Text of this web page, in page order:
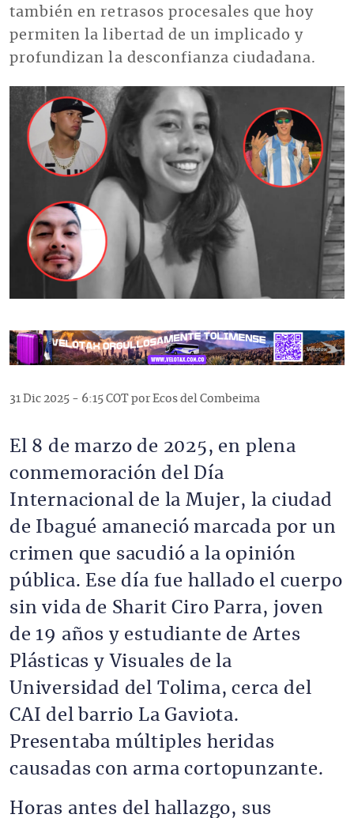
también en retrasos procesales que hoy
permiten la libertad de un implicado y
profundizan la desconfianza ciudadana.
Imagen
31 Dic 2025 - 6:15 COT por Ecos del Combeima
El 8 de marzo de 2025, en plena
conmemoración del Día
Internacional de la Mujer, la ciudad
de Ibagué amaneció marcada por un
crimen que sacudió a la opinión
pública. Ese día fue hallado el cuerpo
sin vida de Sharit Ciro Parra, joven
de 19 años y estudiante de Artes
Plásticas y Visuales de la
Universidad del Tolima, cerca del
CAI del barrio La Gaviota.
Presentaba múltiples heridas
causadas con arma cortopunzante.
Horas antes del hallazgo, sus